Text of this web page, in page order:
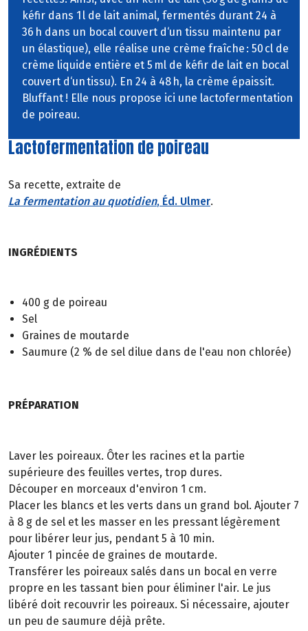
kéfir dans 1 l de lait animal, fermentés durant 24 à
36 h dans un bocal couvert d‘un tissu maintenu par
un élastique), elle réalise une crème fraîche : 50 cl de
crème liquide entière et 5 ml de kéfir de lait en bocal
couvert d‘un tissu). En 24 à 48 h, la crème épaissit.
Bluffant ! Elle nous propose ici une lactofermentation
de poireau.
Lactofermentation de poireau
Sa recette, extraite de
La fermentation au quotidien, Éd. Ulmer.
INGRÉDIENTS
400 g de poireau
Sel
Graines de moutarde
Saumure (2 % de sel dilue dans de l'eau non chlorée)
PRÉPARATION
Laver les poireaux. Ôter les racines et la partie
supérieure des feuilles vertes, trop dures.
Découper en morceaux d'environ 1 cm.
Placer les blancs et les verts dans un grand bol. Ajouter 7
à 8 g de sel et les masser en les pressant légèrement
pour libérer leur jus, pendant 5 à 10 min.
Ajouter 1 pincée de graines de moutarde.
Transférer les poireaux salés dans un bocal en verre
propre en les tassant bien pour éliminer l'air. Le jus
libéré doit recouvrir les poireaux. Si nécessaire, ajouter
un peu de saumure déjà prête.